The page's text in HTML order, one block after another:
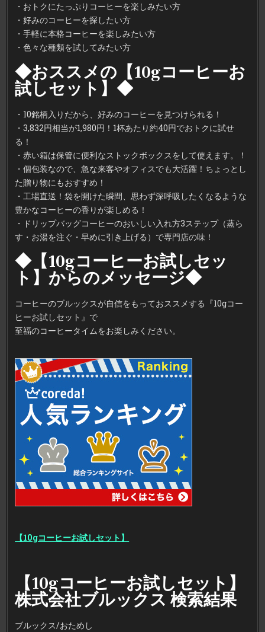
・おトクにたっぷりコーヒーを楽しみたい方
・好みのコーヒーを探したい方
・手軽に本格コーヒーを楽しみたい方
・色々な種類を試してみたい方
◆おススメの【10gコーヒーお
試しセット】◆
・10銘柄入りだから、好みのコーヒーを見つけられる！
・3,832円相当が1,980円！1杯あたり約40円でおトクに試せ
る！
・赤い箱は保管に便利なストックボックスをして使えます。！
・個包装なので、急な来客やオフィスでも大活躍！ちょっとし
た贈り物にもおすすめ！
・工場直送！袋を開けた瞬間、思わず深呼吸したくなるような
豊かなコーヒーの香りが楽しめる！
・ドリップバッグコーヒーのおいしい入れ方3ステップ（蒸ら
す・お湯を注ぐ・早めに引き上げる）で専門店の味！
◆【10gコーヒーお試しセッ
ト】からのメッセージ◆
コーヒーのブルックスが自信をもっておススメする『10gコー
ヒーお試しセット』で
至福のコーヒータイムをお楽しみください。
【10gコーヒーお試しセット】
【10gコーヒーお試しセット】
株式会社ブルックス 検索結果
ブルックス/おためし